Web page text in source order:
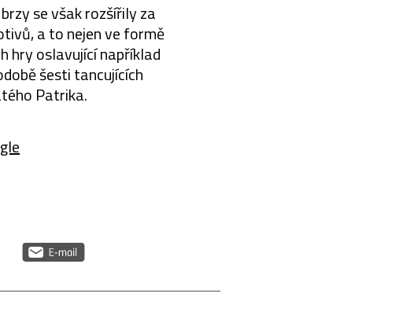
se však rozšířily za
a to nejen ve formě
hry oslavující například
šesti tancujících
Patrika.